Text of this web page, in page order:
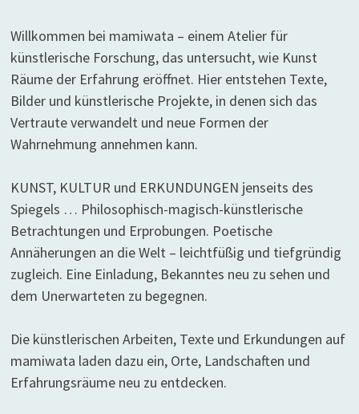
Willkommen bei mamiwata – einem Atelier für
künstlerische Forschung, das untersucht, wie Kunst
Räume der Erfahrung eröffnet. Hier entstehen Texte,
Bilder und künstlerische Projekte, in denen sich das
Vertraute verwandelt und neue Formen der
Wahrnehmung annehmen kann.
KUNST, KULTUR und ERKUNDUNGEN jenseits des
Spiegels … Philosophisch-magisch-künstlerische
Betrachtungen und Erprobungen. Poetische
Annäherungen an die Welt – leichtfüßig und tiefgründig
zugleich. Eine Einladung, Bekanntes neu zu sehen und
dem Unerwarteten zu begegnen.
Die künstlerischen Arbeiten, Texte und Erkundungen auf
mamiwata laden dazu ein, Orte, Landschaften und
Erfahrungsräume neu zu entdecken.